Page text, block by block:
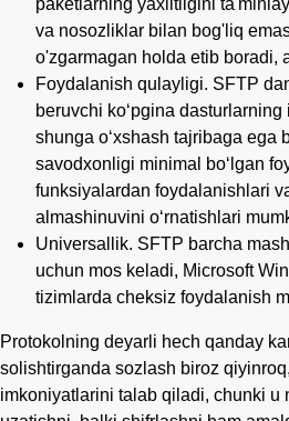
va nosozliklar bilan bog'liq
o'zgarmagan holda etib boradi,
Foydalanish qulayligi. SFTP
beruvchi koʻpgina
shunga oʻxshash tajribaga ega
savodxonligi minimal boʻlgan
funksiyalardan foydalanishlari
almashinuvini oʻrnatishlari
Universallik. SFTP barcha
uchun mos keladi, Microsoft
tizimlarda cheksiz foydalanish
Protokolning deyarli hech qanday
solishtirganda sozlash biroz
imkoniyatlarini talab qiladi, chunki u